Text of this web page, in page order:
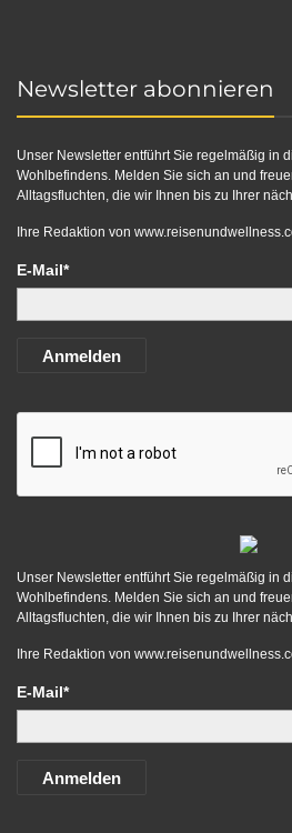
Newsletter abonnieren
Unser Newsletter entführt Sie regelmäßig in
Wohlbefindens. Melden Sie sich an und
Alltagsfluchten, die wir Ihnen bis zu Ihrer
Ihre Redaktion von
E-Mail*
Anmelden
Unser Newsletter entführt Sie regelmäßig in
Wohlbefindens. Melden Sie sich an und
Alltagsfluchten, die wir Ihnen bis zu Ihrer
Ihre Redaktion von
E-Mail*
Anmelden